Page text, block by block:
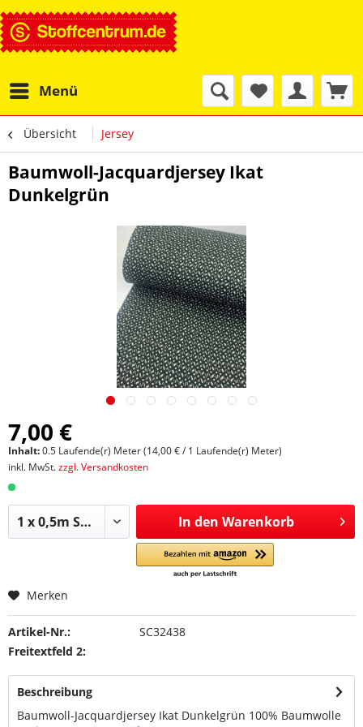
Menü
Übersicht Jersey
Baumwoll-Jacquardjersey Ikat
Dunkelgrün
7,00 €
Inhalt:0.5 Laufende(r) Meter (14,00 € / 1 Laufende(r) Meter)
inkl. MwSt.zzgl. Versandkosten
In den Warenkorb
Merken
Artikel-Nr.:
SC32438
Freitextfeld 2:
Beschreibung
Baumwoll-Jacquardjersey Ikat Dunkelgrün 100% Baumwolle